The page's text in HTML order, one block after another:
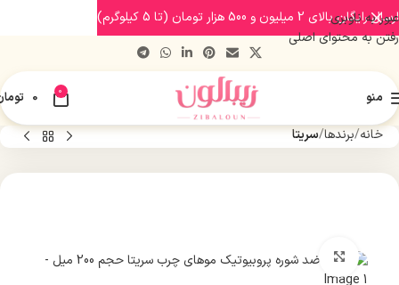
عبور به ناوبری
رفتن به محتوای اصلی
منو 0
0
خانه برندها سریتا
بزرگنمایی تصویر
ارسال رایگان بالای 2 میلیون و 500 هزار تومان (تا 5 کیلوگرم)